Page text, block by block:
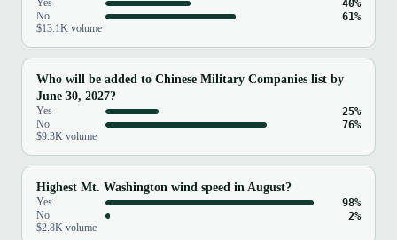
Yes 40%
No 61%
$13.1K volume
Who will be added to Chinese Military Companies list by
June 30, 2027?
Yes 25%
No 76%
$9.3K volume
Highest Mt. Washington wind speed in August?
Yes 98%
No 2%
$2.8K volume